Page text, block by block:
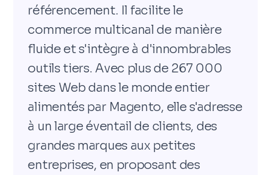
référencement. Il facilite le
commerce multicanal de manière
fluide et s'intègre à d'innombrables
outils tiers. Avec plus de 267 000
sites Web dans le monde entier
alimentés par Magento, elle s'adresse
à un large éventail de clients, des
grandes marques aux petites
entreprises, en proposant des